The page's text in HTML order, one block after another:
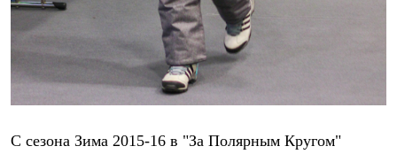
С сезона Зима 2015-16 в "За Полярным Кругом"